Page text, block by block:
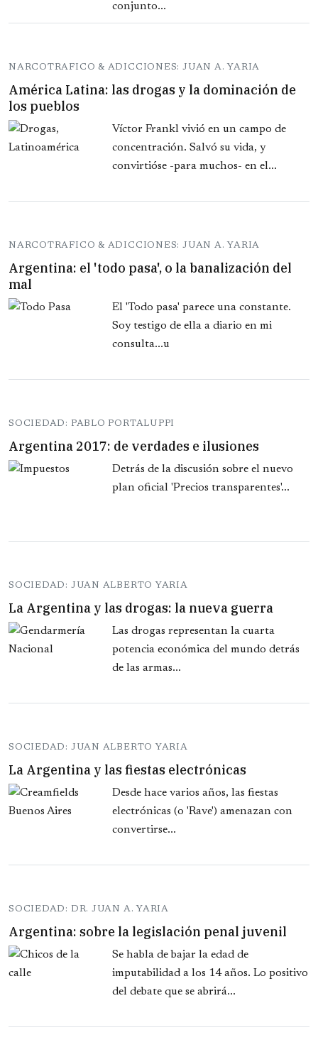
conjunto...
NARCOTRAFICO & ADICCIONES: JUAN A. YARIA
América Latina: las drogas y la dominación de
los pueblos
Víctor Frankl vivió en un campo de
concentración. Salvó su vida, y
convirtióse -para muchos- en el...
NARCOTRAFICO & ADICCIONES: JUAN A. YARIA
Argentina: el 'todo pasa', o la banalización del
mal
El 'Todo pasa' parece una constante.
Soy testigo de ella a diario en mi
consulta...u
SOCIEDAD: PABLO PORTALUPPI
Argentina 2017: de verdades e ilusiones
Detrás de la discusión sobre el nuevo
plan oficial 'Precios transparentes'...
SOCIEDAD: JUAN ALBERTO YARIA
La Argentina y las drogas: la nueva guerra
Las drogas representan la cuarta
potencia económica del mundo detrás
de las armas...
SOCIEDAD: JUAN ALBERTO YARIA
La Argentina y las fiestas electrónicas
Desde hace varios años, las fiestas
electrónicas (o 'Rave') amenazan con
convertirse...
SOCIEDAD: DR. JUAN A. YARIA
Argentina: sobre la legislación penal juvenil
Se habla de bajar la edad de
imputabilidad a los 14 años. Lo positivo
del debate que se abrirá...